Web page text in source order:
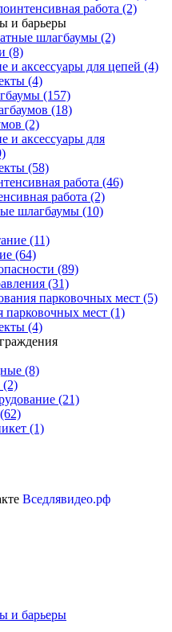
работа (2)
и барьеры
шлагбаумы (2)
(8)
и аксессуары для цепей (4)
(4)
(157)
(18)
(2)
и аксессуары для
(58)
работа (46)
работа (2)
шлагбаумы (10)
(11)
(64)
(89)
(31)
парковочных мест (5)
парковочных мест (1)
(4)
(8)
(2)
(21)
(62)
(1)
Вседлявидео.рф
и барьеры